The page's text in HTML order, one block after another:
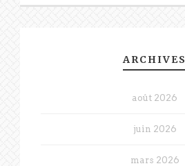
ARCHIVES
août 2026
juin 2026
mars 2026